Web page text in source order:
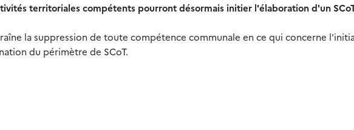
territoriales compétents pourront désormais initier l'élaboration d'un
la suppression de toute compétence communale en ce qui concerne
du périmètre de SCoT.